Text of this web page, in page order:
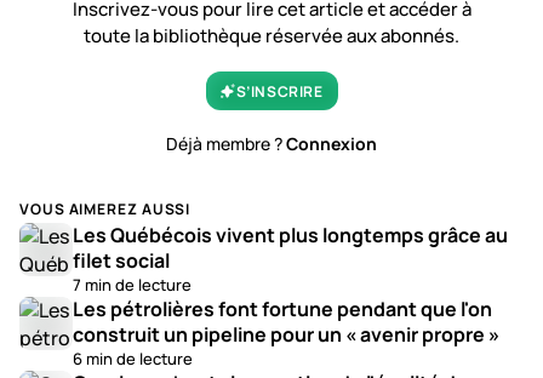
Inscrivez-vous pour lire cet article et accéder à
toute la bibliothèque réservée aux abonnés.
S’INSCRIRE
Déjà membre ?Connexion
VOUS AIMEREZ AUSSI
Les Québécois vivent plus longtemps grâce au
filet social
7 min de lecture
Les pétrolières font fortune pendant que l'on
construit un pipeline pour un « avenir propre »
6 min de lecture